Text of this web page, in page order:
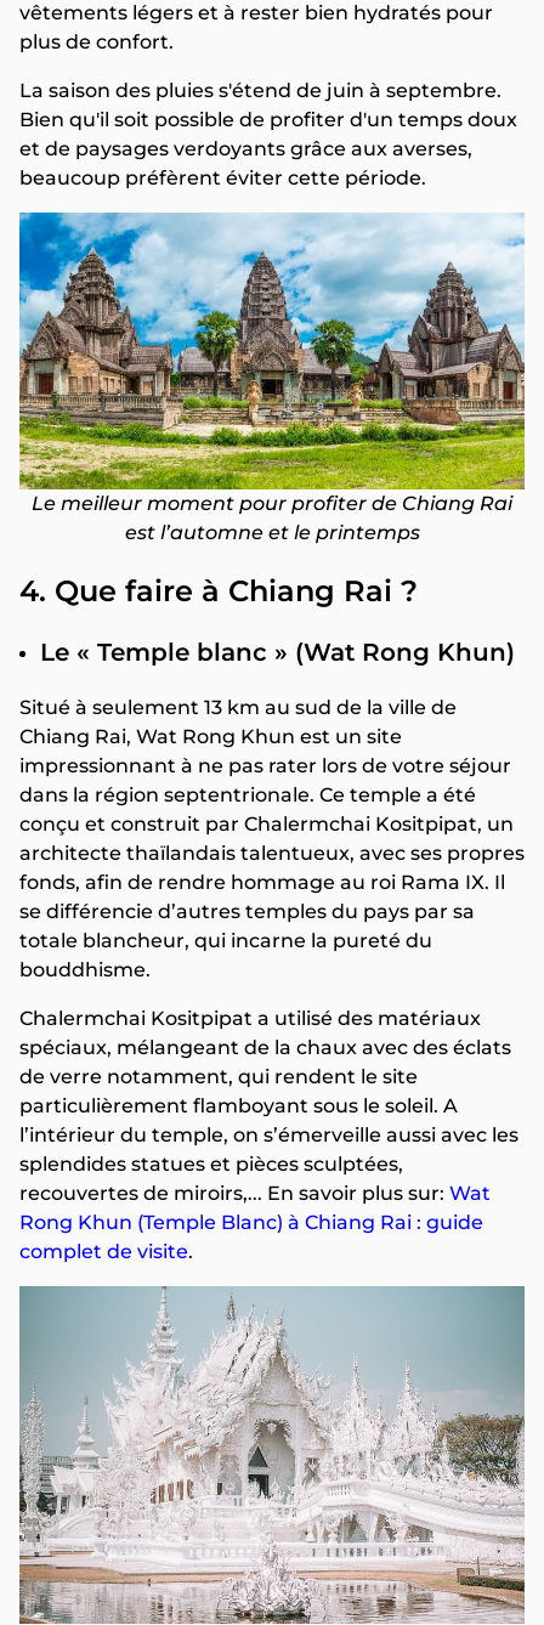
vêtements légers et à rester bien hydratés pour
plus de confort.
La saison des pluies s'étend de juin à septembre.
Bien qu'il soit possible de profiter d'un temps doux
et de paysages verdoyants grâce aux averses,
beaucoup préfèrent éviter cette période.
Le meilleur moment pour profiter de Chiang Rai
est l’automne et le printemps
4. Que faire à Chiang Rai ?
Le « Temple blanc » (Wat Rong Khun)
Situé à seulement 13 km au sud de la ville de
Chiang Rai, Wat Rong Khun est un site
impressionnant à ne pas rater lors de votre séjour
dans la région septentrionale. Ce temple a été
conçu et construit par Chalermchai Kositpipat, un
architecte thaïlandais talentueux, avec ses propres
fonds, afin de rendre hommage au roi Rama IX. Il
se différencie d’autres temples du pays par sa
totale blancheur, qui incarne la pureté du
bouddhisme.
Chalermchai Kositpipat a utilisé des matériaux
spéciaux, mélangeant de la chaux avec des éclats
de verre notamment, qui rendent le site
particulièrement flamboyant sous le soleil. A
l’intérieur du temple, on s’émerveille aussi avec les
splendides statues et pièces sculptées,
recouvertes de miroirs,... En savoir plus sur: Wat
Rong Khun (Temple Blanc) à Chiang Rai : guide
complet de visite.